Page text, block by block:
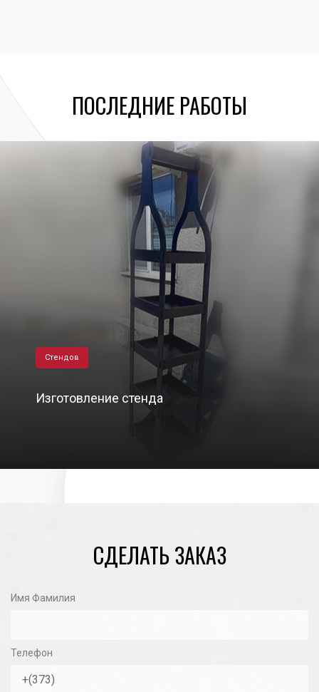
ПОСЛЕДНИЕ РАБОТЫ
Стендов
Изготовление стенда
СДЕЛАТЬ ЗАКАЗ
Имя Фамилия
Телефон